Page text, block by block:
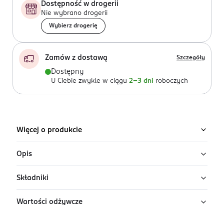
Dostępność w drogerii
Nie wybrano drogerii
Wybierz drogerię
Zamów z dostawą Szczegóły
Dostępny
U Ciebie zwykle w ciągu 2-3 dni roboczych
Więcej o produkcie
Opis
Mleko następne dla niemowląt po 6. miesiącu życia.
Składniki
Wartości odżywcze